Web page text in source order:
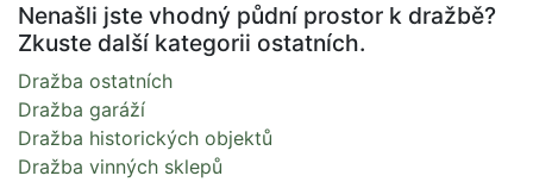
Nenašli jste vhodný půdní prostor k dražbě?
Zkuste další kategorii ostatních.
Dražba ostatních
Dražba garáží
Dražba historických objektů
Dražba vinných sklepů